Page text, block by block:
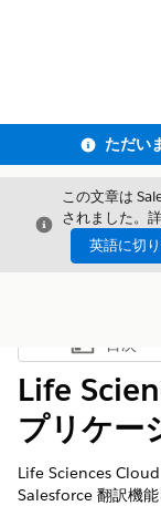
閉じる
この文章は
されました。
英語に切
目次を表
目次
Life
プリケー
Life Sciences
Salesforce 翻訳機